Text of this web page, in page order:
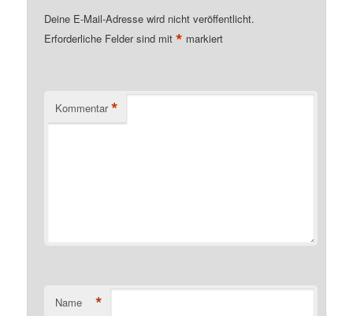
Deine E-Mail-Adresse wird nicht veröffentlicht.
Erforderliche Felder sind mit* markiert
Kommentar *
Name *